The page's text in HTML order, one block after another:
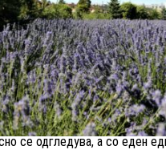
се одгледува, а со еден